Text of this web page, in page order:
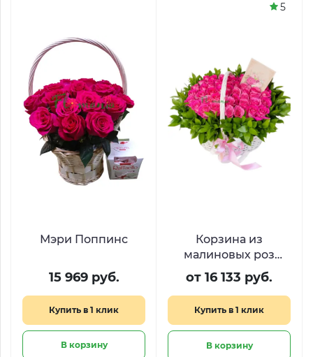
Мэри Поппинс
15 969 руб.
Купить в 1 клик
В корзину
Корзина из
малиновых роз
Маджента
от 16 133 руб.
Купить в 1 клик
В корзину
5